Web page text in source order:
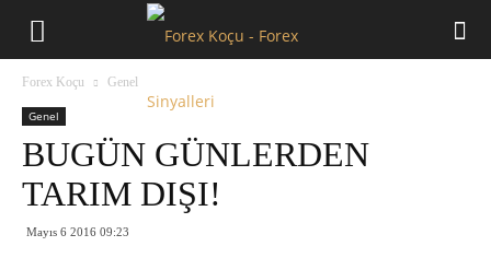
Forex Koçu Genel
Genel
BUGÜN GÜNLERDEN
TARIM DIŞI!
Mayıs 6 2016 09:23